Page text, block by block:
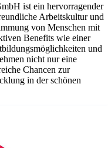
ist ein hervorragender
Arbeitskultur und
von Menschen mit
Benefits wie einer
und
nicht nur eine
Chancen zur
in der schönen